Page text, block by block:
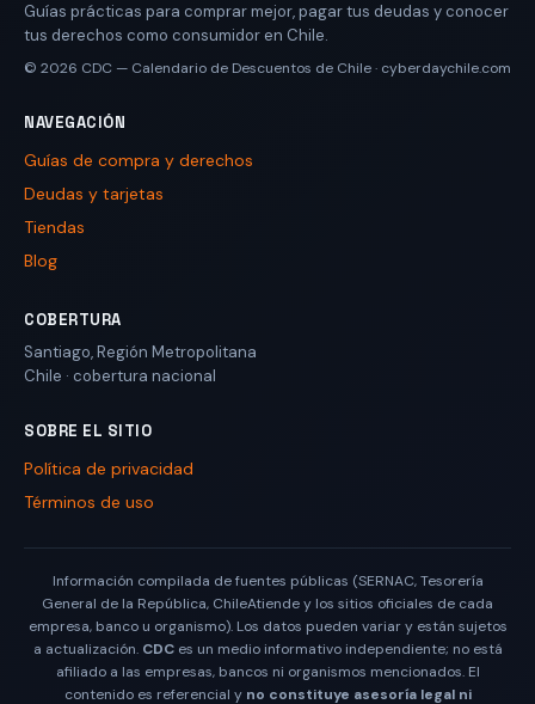
Guías prácticas para comprar mejor, pagar tus deudas y conocer
tus derechos como consumidor en Chile.
© 2026 CDC — Calendario de Descuentos de Chile· cyberdaychile.com
NAVEGACIÓN
Guías de compra y derechos
Deudas y tarjetas
Tiendas
Blog
COBERTURA
Santiago,Región Metropolitana
Chile · cobertura nacional
SOBRE EL SITIO
Política de privacidad
Términos de uso
Información compilada de fuentes públicas (SERNAC, Tesorería
General de la República, ChileAtiende y los sitios oficiales de cada
empresa, banco u organismo). Los datos pueden variar y están sujetos
a actualización. CDCes un medio informativo independiente; no está
afiliado a las empresas, bancos ni organismos mencionados. El
contenido es referencial y no constituye asesoría legal ni